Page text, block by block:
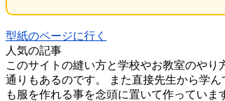
型紙のページに行く
人気の記事
このサイトの縫い方と学校やお教室のや
通りもあるのです。 また直接先生から学
も服を作れる事を念頭に置いて作ってい